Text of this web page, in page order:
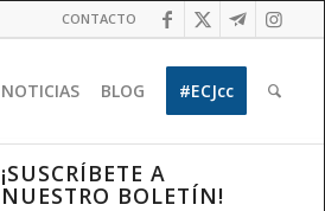
CONTACTO
NOTICIAS BLOG #ECJcc
¡SUSCRÍBETE A
NUESTRO BOLETÍN!